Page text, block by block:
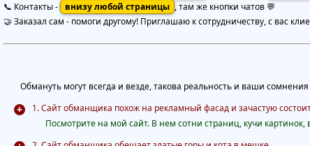
📞 Контакты -
внизу любой страницы , там же кнопки чатов 💬
🤝 Заказал сам - помоги другому! Приглашаю к сотрудничеству, с вас
Обмануть могут всегда и везде, такова реальность и ваши
1. Сайт обманщика похож на рекламный фасад и зачастую
Посмотрите на мой сайт. В нем сотни страниц, кучи картинок,